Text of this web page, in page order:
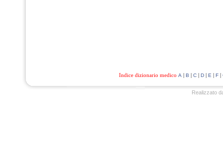
Indice dizionario medico A | B | C| D| E | F|
Realizzato